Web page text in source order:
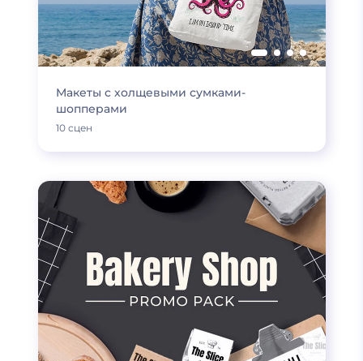
Макеты с холщевыми сумками-
шопперами
10 сцен